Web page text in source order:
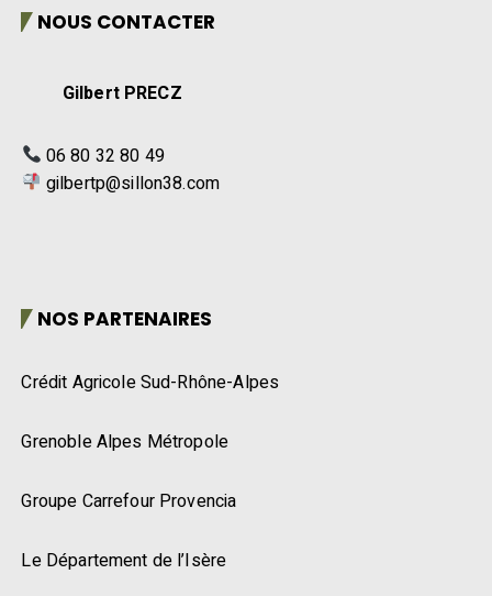
NOUS CONTACTER
Gilbert PRECZ
06 80 32 80 49
gilbertp@sillon38.com
NOS PARTENAIRES
Crédit Agricole Sud-Rhône-Alpes
Grenoble Alpes Métropole
Groupe Carrefour Provencia
Le Département de l’Isère